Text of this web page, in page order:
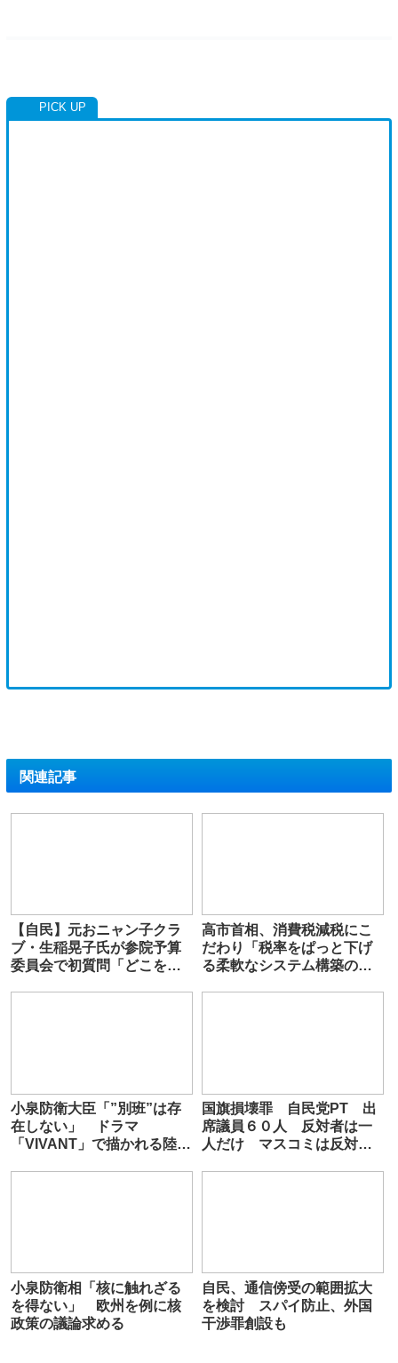
関連記事
【自民】元おニャン子クラ
ブ・生稲晃子氏が参院予算
委員会で初質問「どこを見
高市首相、消費税減税にこ
だわり「税率をぱっと下げ
る柔軟なシステム構築のチ
小泉防衛大臣「”別班”は存
在しない」 ドラマ
「VIVANT」で描かれる陸自
国旗損壊罪 自民党PT 出
席議員６０人 反対者は一
人だけ マスコミは反対者
小泉防衛相「核に触れざる
を得ない」 欧州を例に核
政策の議論求める
自民、通信傍受の範囲拡大
を検討 スパイ防止、外国
干渉罪創設も